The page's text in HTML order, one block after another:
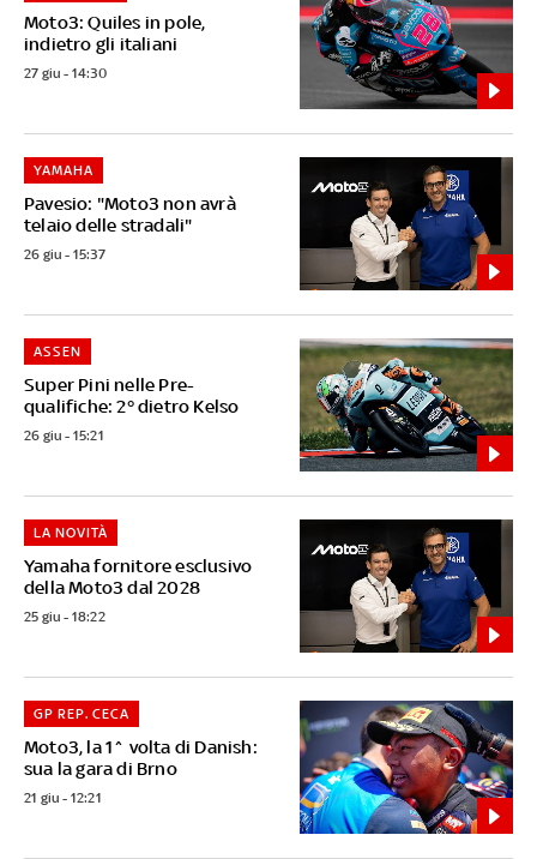
Moto3: Quiles in pole,
indietro gli italiani
27 giu - 14:30
Pavesio: "Moto3 non avrà
telaio delle stradali"
YAMAHA
26 giu - 15:37
Super Pini nelle Pre-
qualifiche: 2° dietro Kelso
ASSEN
26 giu - 15:21
Yamaha fornitore esclusivo
della Moto3 dal 2028
LA NOVITÀ
25 giu - 18:22
Moto3, la 1^ volta di Danish:
sua la gara di Brno
GP REP. CECA
21 giu - 12:21